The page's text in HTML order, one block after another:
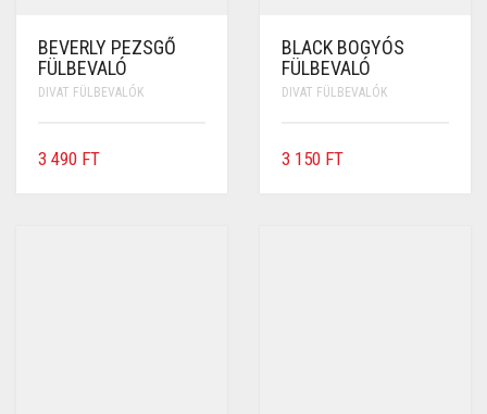
BEVERLY PEZSGŐ
FÜLBEVALÓ
DIVAT FÜLBEVALÓK
3 490 FT
BLACK BOGYÓS
FÜLBEVALÓ
DIVAT FÜLBEVALÓK
3 150 FT